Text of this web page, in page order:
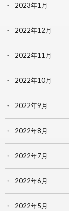
2023年1月
2022年12月
2022年11月
2022年10月
2022年9月
2022年8月
2022年7月
2022年6月
2022年5月